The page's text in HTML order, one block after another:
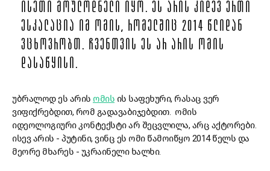
ᲘᲡᲔᲗᲘ ᲛᲝᲣᲚᲝᲓᲜᲔᲚᲘ ᲘᲧᲝ. ᲔᲡ ᲐᲠᲘᲡ ᲙᲘᲓᲔᲕ ᲔᲠᲗᲘ
ᲔᲡᲙᲐᲚᲐᲪᲘᲐ ᲘᲛ ᲝᲛᲘᲡ, ᲠᲝᲛᲔᲚᲨᲘᲪ 2014 ᲬᲚᲘᲓᲐᲜ
ᲕᲪᲮᲝᲕᲠᲝᲑᲗ. ᲩᲕᲔᲜᲗᲕᲘᲡ ᲔᲡ ᲐᲠ ᲐᲠᲘᲡ ᲝᲛᲘᲡ
ᲓᲐᲡᲐᲬᲧᲘᲡᲘ.
უბრალოდ ეს არის ომის ის საფეხური, რასაც ვერ
ვიფიქრებდით, რომ გადავაბიჯებდით. ომის
იდეოლოგიური კონტექსტი არ შეცვლილა, არც აქტორები.
ისევ არის - პუტინი, ვინც ეს ომი წამოიწყო 2014 წელს და
მეორე მხარეს - უკრაინელი ხალხი.